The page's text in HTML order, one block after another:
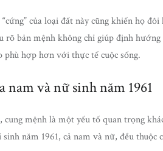
của loại đất này cũng khiến họ
rõ bản mệnh không chỉ giúp định
phù hợp hơn với thực tế cuộc sống.
nam và nữ sinh năm 1961
cung mệnh là một yếu tố quan trọng
năm 1961, cả nam và nữ, đều thuộc